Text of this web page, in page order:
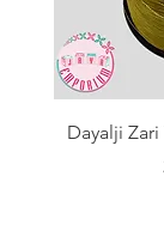
Dayalji